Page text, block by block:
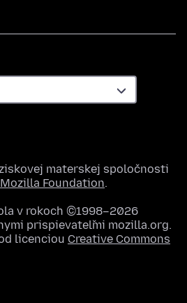
materskej spoločnosti
Mozilla Foundation.
v rokoch ©1998–2026
prispievateľmi mozilla.org.
licenciou Creative Commons